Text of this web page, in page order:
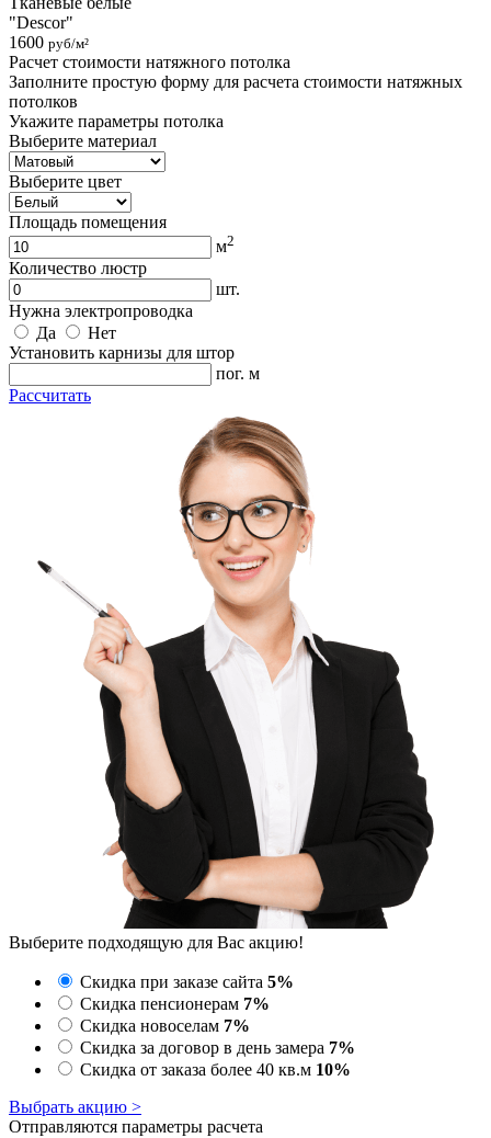
"Descor"
1600 руб/м²
Расчет стоимости натяжного потолка
Заполните простую форму для расчета стоимости натяжных
потолков
Укажите параметры потолка
Выберите материал
Выберите цвет
Площадь помещения
м2
Количество люстр
шт.
Нужна электропроводка
Да
Нет
Установить карнизы для штор
пог. м
Рассчитать
Выберите подходящую для Вас акцию!
Скидка при заказе сайта 5%
Скидка пенсионерам 7%
Скидка новоселам 7%
Скидка за договор в день замера 7%
Скидка от заказа более 40 кв.м 10%
Выбрать акцию >
Отправляются параметры расчета